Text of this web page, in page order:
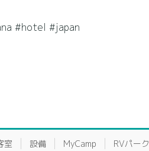
#hotel #japan
室 設備 MyCamp RVパーク